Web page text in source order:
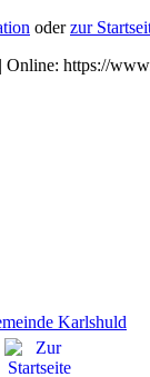
oderzur
| Online: https://